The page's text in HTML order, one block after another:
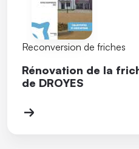
Reconversion de friches
Rénovation de la
de DROYES